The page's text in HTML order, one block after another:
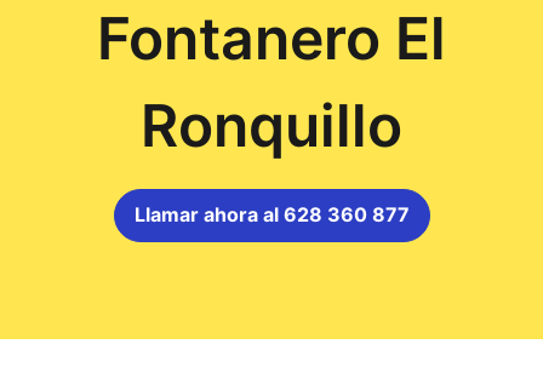
Fontanero El
Ronquillo
Llamar ahora al 628 360 877